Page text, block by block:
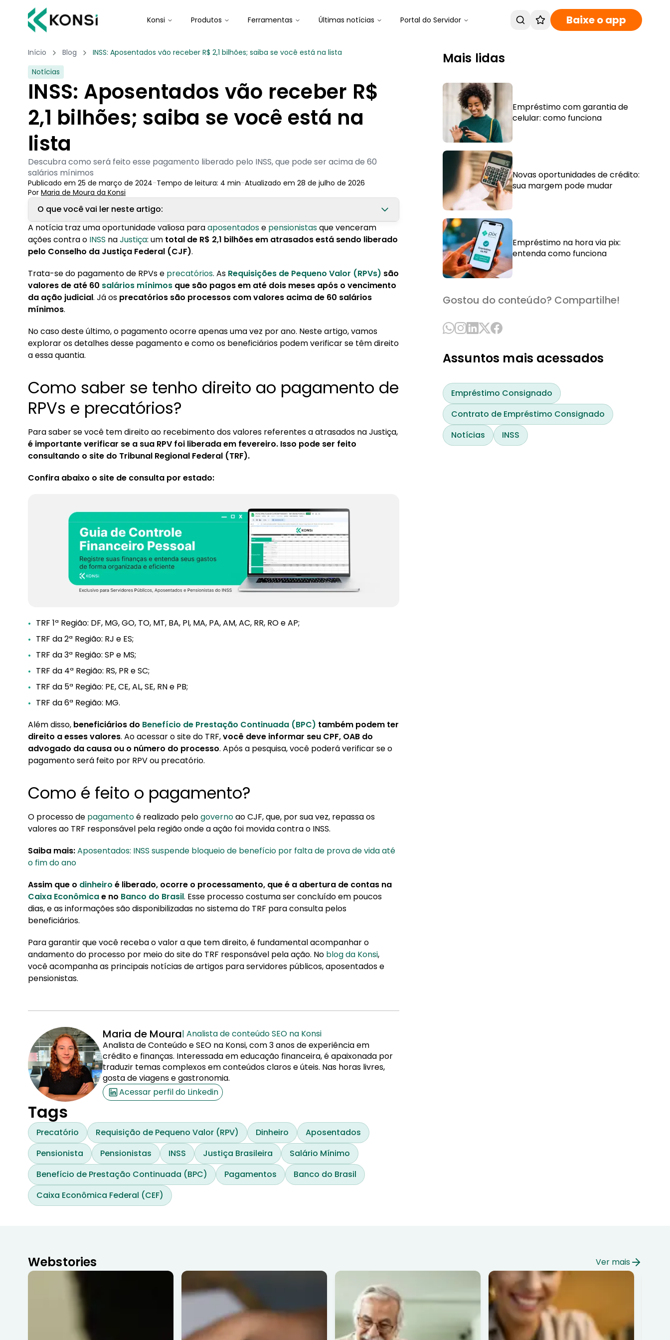
Konsi Produtos Ferramentas Últimas notícias Portal do Servidor Baixe o app
Início Blog
INSS: Aposentados vão receber R$ 2,1 bilhões; saiba se você está na lista
Notícias
INSS: Aposentados vão receber R$
2,1 bilhões; saiba se você está na
lista
Descubra como será feito esse pagamento liberado pelo INSS, que pode ser acima de 60
salários mínimos
Publicado em 25 de março de 2024-Tempo de leitura: 4 min-Atualizado em 28 de julho de 2026
Por Maria de Moura da Konsi
O que você vai ler neste artigo:
1. Como saber se tenho direito ao pagamento de RPVs e precatórios?
2. Como é feito o pagamento?
A notícia traz uma oportunidade valiosa paraaposentadose pensionistasque venceram
ações contra o INSS naJustiça: um total de R$ 2,1 bilhões em atrasados está sendo liberado
pelo Conselho da Justiça Federal (CJF).
Trata-se do pagamento de RPVs e precatórios. As Requisições de Pequeno Valor (RPVs) são
valores de até 60 salários mínimos que são pagos em até dois meses após o vencimento
da ação judicial. Já os precatórios são processos com valores acima de 60 salários
mínimos.
No caso deste último, o pagamento ocorre apenas uma vez por ano. Neste artigo, vamos
explorar os detalhes desse pagamento e como os beneficiários podem verificar se têm direito
a essa quantia.
Como saber se tenho direito ao pagamento de
RPVs e precatórios?
Para saber se você tem direito ao recebimento dos valores referentes a atrasados na Justiça,
é importante verificar se a sua RPV foi liberada em fevereiro. Isso pode ser feito
consultando o site do Tribunal Regional Federal (TRF).
Confira abaixo o site de consulta por estado:
TRF 1ª Região: DF, MG, GO, TO, MT, BA, PI, MA, PA, AM, AC, RR, RO e AP;
TRF da 2ª Região: RJ e ES;
TRF da 3ª Região: SP e MS;
TRF da 4ª Região: RS, PR e SC;
TRF da 5ª Região: PE, CE, AL, SE, RN e PB;
TRF da 6ª Região: MG.
Além disso, beneficiários do Benefício de Prestação Continuada (BPC) também podem ter
direito a esses valores. Ao acessar o site do TRF,você deve informar seu CPF, OAB do
advogado da causa ou o número do processo. Após a pesquisa, você poderá verificar se o
pagamento será feito por RPV ou precatório.
Como é feito o pagamento?
O processo de pagamentoé realizado pelogovernoao CJF, que, por sua vez, repassa os
valores ao TRF responsável pela região onde a ação foi movida contra o INSS.
Saiba mais:Aposentados: INSS suspende bloqueio de benefício por falta de prova de vida até
o fim do ano
Assim que o dinheiro é liberado, ocorre o processamento, que é a abertura de contas na
Caixa Econômicae no Banco do Brasil. Esse processo costuma ser concluído em poucos
dias, e as informações são disponibilizadas no sistema do TRF para consulta pelos
beneficiários.
Para garantir que você receba o valor a que tem direito, é fundamental acompanhar o
andamento do processo por meio do site do TRF responsável pela ação. No blog da Konsi,
você acompanha as principais notícias de artigos para servidores públicos, aposentados e
pensionistas.
Maria de Moura| Analista de conteúdo SEO na Konsi
Analista de Conteúdo e SEO na Konsi, com 3 anos de experiência em
crédito e finanças. Interessada em educação financeira, é apaixonada por
traduzir temas complexos em conteúdos claros e úteis. Nas horas livres,
gosta de viagens e gastronomia.
Acessar perfil do Linkedin
Tags
Precatório Requisição de Pequeno Valor (RPV) Dinheiro
Aposentados
Pensionista
Pensionistas INSS Justiça Brasileira
Salário Mínimo
Benefício de Prestação Continuada (BPC)
Pagamentos
Banco do Brasil
Caixa Econômica Federal (CEF)
Mais lidas
Empréstimo com garantia de
celular: como funciona
Novas oportunidades de crédito:
sua margem pode mudar
Empréstimo na hora via pix:
entenda como funciona
Gostou do conteúdo? Compartilhe!
Assuntos mais acessados
Empréstimo Consignado
Contrato de Empréstimo Consignado
Notícias
INSS
Webstories Ver mais